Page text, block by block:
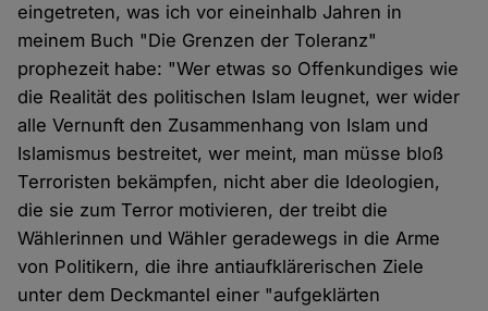
eingetreten, was ich vor eineinhalb Jahren in
meinem Buch "Die Grenzen der Toleranz"
prophezeit habe: "Wer etwas so Offenkundiges wie
die Realität des politischen Islam leugnet, wer wider
alle Vernunft den Zusammenhang von Islam und
Islamismus bestreitet, wer meint, man müsse bloß
Terroristen bekämpfen, nicht aber die Ideologien,
die sie zum Terror motivieren, der treibt die
Wählerinnen und Wähler geradewegs in die Arme
von Politikern, die ihre antiaufklärerischen Ziele
unter dem Deckmantel einer "aufgeklärten